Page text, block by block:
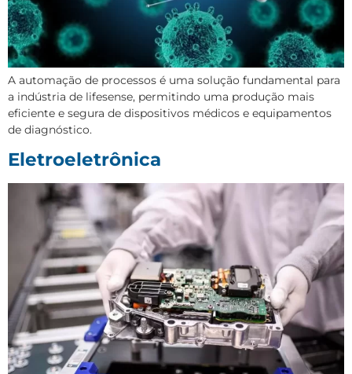
A automação de processos é uma solução fundamental para
a indústria de lifesense, permitindo uma produção mais
eficiente e segura de dispositivos médicos e equipamentos
de diagnóstico.
Eletroeletrônica